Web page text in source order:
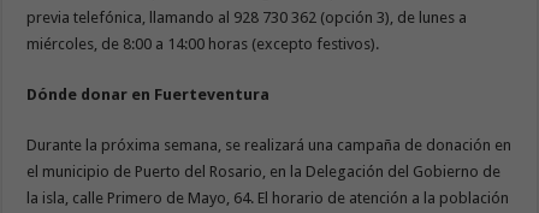
previa telefónica, llamando al 928 730 362 (opción 3), de lunes a
miércoles, de 8:00 a 14:00 horas (excepto festivos).
Dónde donar en Fuerteventura
Durante la próxima semana, se realizará una campaña de donación en
el municipio de Puerto del Rosario, en la Delegación del Gobierno de
la isla, calle Primero de Mayo, 64. El horario de atención a la población